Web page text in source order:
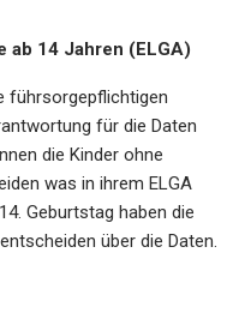
ab 14 Jahren (ELGA)
führsorgepflichtigen
für die Daten
die Kinder ohne
was in ihrem ELGA
Geburtstag haben die
über die Daten.